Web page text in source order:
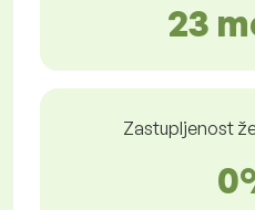
23
Zastupljenost